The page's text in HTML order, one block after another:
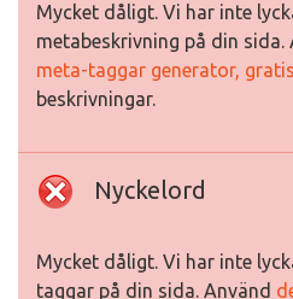
Mycket dåligt. Vi har inte
metabeskrivning på din sida.
meta-taggar generator, gratis
beskrivningar.
Nyckelord
Mycket dåligt. Vi har inte
taggar på din sida. Använd